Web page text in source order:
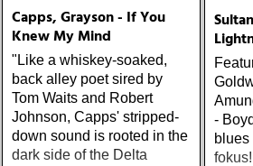
Capps, Grayson - If You
Knew My Mind
"Like a whiskey-soaked,
back alley poet sired by
Tom Waits and Robert
Johnson, Capps' stripped-
down sound is rooted in the
dark side of the Delta
-
blues
fokus!